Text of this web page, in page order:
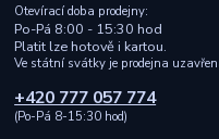
Otevírací doba prodejny:
Po-Pá 8:00 - 15:30 hod
Platit lze hotově i kartou.
Ve státní svátky je prodejna
+420 777 057 774
(Po-Pá 8-15:30 hod)